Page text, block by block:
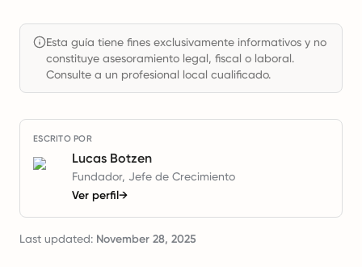
Esta guía tiene fines exclusivamente informativos y no
constituye asesoramiento legal, fiscal o laboral.
Consulte a un profesional local cualificado.
ESCRITO POR
Lucas Botzen
Fundador, Jefe de Crecimiento
Ver perfil→
Last updated: November 28, 2025